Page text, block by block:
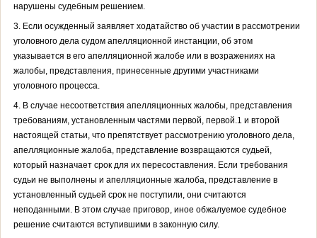
нарушены судебным решением.
3. Если осужденный заявляет ходатайство об участии в рассмотрении
уголовного дела судом апелляционной инстанции, об этом
указывается в его апелляционной жалобе или в возражениях на
жалобы, представления, принесенные другими участниками
уголовного процесса.
4. В случае несоответствия апелляционных жалобы, представления
требованиям, установленным частями первой, первой.1 и второй
настоящей статьи, что препятствует рассмотрению уголовного дела,
апелляционные жалоба, представление возвращаются судьей,
который назначает срок для их пересоставления. Если требования
судьи не выполнены и апелляционные жалоба, представление в
установленный судьей срок не поступили, они считаются
неподанными. В этом случае приговор, иное обжалуемое судебное
решение считаются вступившими в законную силу.